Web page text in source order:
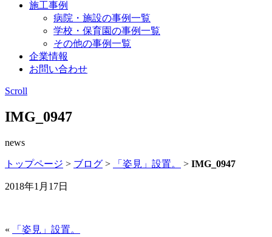
施工事例
病院・施設の事例一覧
学校・保育園の事例一覧
その他の事例一覧
企業情報
お問い合わせ
Scroll
IMG_0947
news
トップページ > ブログ > 「姿見」設置。 > IMG_0947
2018年1月17日
« 「姿見」設置。